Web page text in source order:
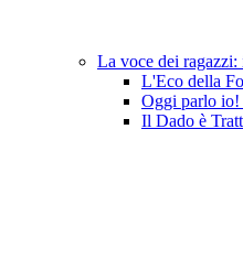
La voce dei
L'Eco della
Oggi parlo io!
Il Dado è